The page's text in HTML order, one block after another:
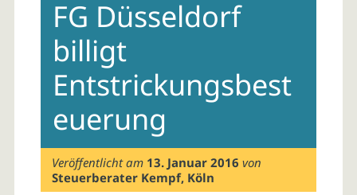
contentFG Düsseldorf
billigt
Entstrickungsbest
euerung
Veröffentlicht am 13. Januar 2016 von
Steuerberater Kempf, Köln